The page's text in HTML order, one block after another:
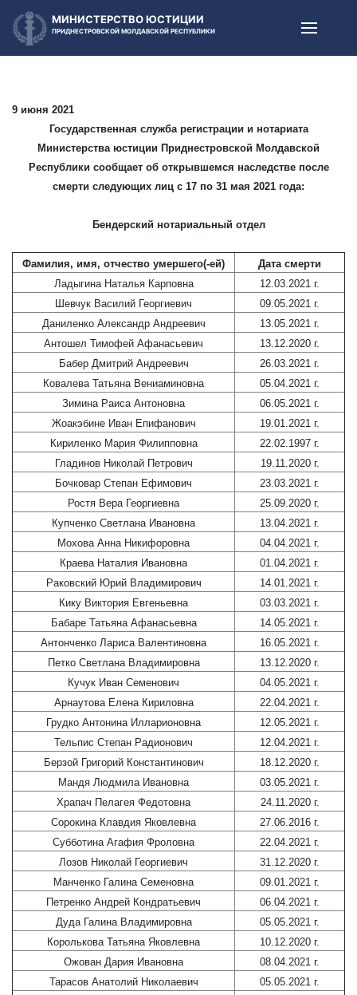
МИНИСТЕРСТВО ЮСТИЦИИ
ПРИДНЕСТРОВСКОЙ МОЛДАВСКОЙ РЕСПУБЛИКИ
9 июня 2021
Государственная служба регистрации и нотариата
Министерства юстиции Приднестровской Молдавской
Республики сообщает об открывшемся наследстве после
смерти следующих лиц с 17 по 31 мая 2021 года:
Бендерский нотариальный отдел
Фамилия, имя, отчество умершего(-ей)
Дата смерти
Ладыгина Наталья Карповна
12.03.2021 г.
Шевчук Василий Георгиевич
09.05.2021 г.
Даниленко Александр Андреевич
13.05.2021 г.
Антошел Тимофей Афанасьевич
13.12.2020 г.
Бабер Дмитрий Андреевич
26.03.2021 г.
Ковалева Татьяна Вениаминовна
05.04.2021 г.
Зимина Раиса Антоновна
06.05.2021 г.
Жоакэбине Иван Епифанович
19.01.2021 г.
Кириленко Мария Филипповна
22.02.1997 г.
Гладинов Николай Петрович
19.11.2020 г.
Бочковар Степан Ефимович
23.03.2021 г.
Ростя Вера Георгиевна
25.09.2020 г.
Купченко Светлана Ивановна
13.04.2021 г.
Мохова Анна Никифоровна
04.04.2021 г.
Краева Наталия Ивановна
01.04.2021 г.
Раковский Юрий Владимирович
14.01.2021 г.
Кику Виктория Евгеньевна
03.03.2021 г.
Бабаре Татьяна Афанасьевна
14.05.2021 г.
Антонченко Лариса Валентиновна
16.05.2021 г.
Петко Светлана Владимировна
13.12.2020 г.
Кучук Иван Семенович
04.05.2021 г.
Арнаутова Елена Кириловна
22.04.2021 г.
Грудко Антонина Илларионовна
12.05.2021 г.
Тельпис Степан Радионович
12.04.2021 г.
Берзой Григорий Константинович
18.12.2020 г.
Мандя Людмила Ивановна
03.05.2021 г.
Храпач Пелагея Федотовна
24.11.2020 г.
Сорокина Клавдия Яковлевна
27.06.2016 г.
Субботина Агафия Фроловна
22.04.2021 г.
Лозов Николай Георгиевич
31.12.2020 г.
Манченко Галина Семеновна
09.01.2021 г.
Петренко Андрей Кондратьевич
06.04.2021 г.
Дуда Галина Владимировна
05.05.2021 г.
Королькова Татьяна Яковлевна
10.12.2020 г.
Ожован Дария Ивановна
08.04.2021 г.
Тарасов Анатолий Николаевич
05.05.2021 г.